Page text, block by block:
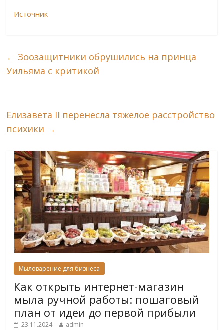
Источник
← Зоозащитники обрушились на принца
Уильяма с критикой
Елизавета II перенесла тяжелое расстройство
психики →
Мыловарение для бизнеса
Как открыть интернет-магазин
мыла ручной работы: пошаговый
план от идеи до первой прибыли
23.11.2024 admin